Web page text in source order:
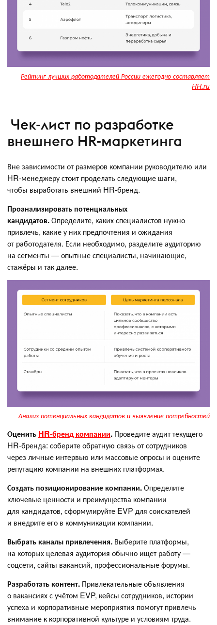
Рейтинг лучших работодателей России ежегодно составляет
HH.ru
Чек-лист по разработке
внешнего HR-маркетинга
Вне зависимости от размеров компании руководителю или
HR-менеджеру стоит проделать следующие шаги,
чтобы выработать внешний HR-бренд.
Проанализировать потенциальных
кандидатов.Определите, каких специалистов нужно
привлечь, какие у них предпочтения и ожидания
от работодателя. Если необходимо, разделите аудиторию
на сегменты — опытные специалисты, начинающие,
стажёры и так далее.
Анализ потенциальных кандидатов и выявление потребностей
Оценить HR-бренд компании. Проведите аудит текущего
HR-бренда: соберите обратную связь от сотрудников
через личные интервью или массовые опросы и оцените
репутацию компании на внешних платформах.
Создать позиционирование компании.Определите
ключевые ценности и преимущества компании
для кандидатов, сформулируйте EVP для соискателей
и внедрите его в коммуникации компании.
Выбрать каналы привлечения. Выберите платформы,
на которых целевая аудитория обычно ищет работу —
соцсети, сайты вакансий, профессиональные форумы.
Разработать контент. Привлекательные объявления
о вакансиях с учётом EVP, кейсы сотрудников, истории
успеха и корпоративные мероприятия помогут привлечь
внимание к корпоративной культуре и условиям труда.